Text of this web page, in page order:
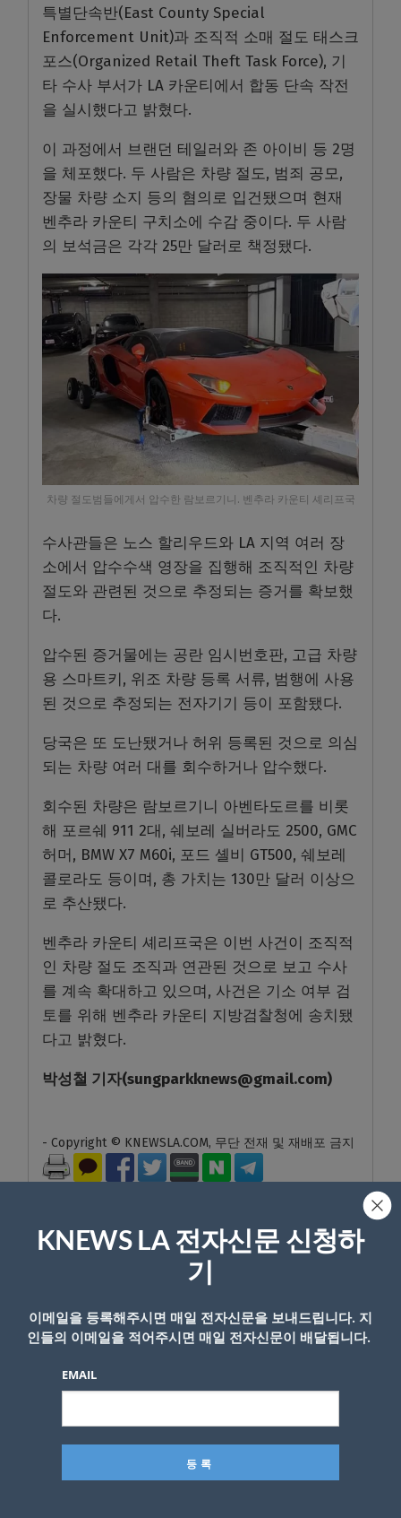
특별단속반(East County Special
Enforcement Unit)과 조직적 소매 절도 태스크
포스(Organized Retail Theft Task Force), 기
타 수사 부서가 LA 카운티에서 합동 단속 작전
을 실시했다고 밝혔다.
이 과정에서 브랜던 테일러와 존 아이비 등 2명
을 체포했다. 두 사람은 차량 절도, 범죄 공모,
장물 차량 소지 등의 혐의로 입건됐으며 현재
벤추라 카운티 구치소에 수감 중이다. 두 사람
의 보석금은 각각 25만 달러로 책정됐다.
차량 절도범들에게서 압수한 람보르기니. 벤추라 카운티 셰리프국
수사관들은 노스 할리우드와 LA 지역 여러 장
소에서 압수수색 영장을 집행해 조직적인 차량
절도와 관련된 것으로 추정되는 증거를 확보했
다.
압수된 증거물에는 공란 임시번호판, 고급 차량
용 스마트키, 위조 차량 등록 서류, 범행에 사용
된 것으로 추정되는 전자기기 등이 포함됐다.
당국은 또 도난됐거나 허위 등록된 것으로 의심
되는 차량 여러 대를 회수하거나 압수했다.
회수된 차량은 람보르기니 아벤타도르를 비롯
해 포르쉐 911 2대, 쉐보레 실버라도 2500, GMC
허머, BMW X7 M60i, 포드 셸비 GT500, 쉐보레
콜로라도 등이며, 총 가치는 130만 달러 이상으
로 추산됐다.
벤추라 카운티 셰리프국은 이번 사건이 조직적
인 차량 절도 조직과 연관된 것으로 보고 수사
를 계속 확대하고 있으며, 사건은 기소 여부 검
토를 위해 벤추라 카운티 지방검찰청에 송치됐
다고 밝혔다.
박성철 기자(sungparkknews@gmail.com)
- Copyright © KNEWSLA.COM, 무단 전재 및 재배포 금지
이메일 주소는 공개되지 않습니다. 필수 필드는*로 표시됩니
다
*
KNEWS LA 전자신문 신청하
기
이메일을 등록해주시면 매일 전자신문을 보내드립니다. 지
인들의 이메일을 적어주시면 매일 전자신문이 배달됩니다.
EMAIL